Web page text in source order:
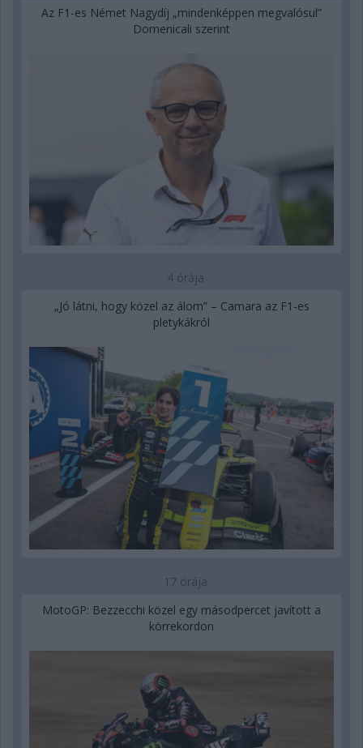
Az F1-es Német Nagydíj „mindenképpen megvalósul”
Domenicali szerint
4 órája
„Jó látni, hogy közel az álom” – Camara az F1-es
pletykákról
17 órája
MotoGP: Bezzecchi közel egy másodpercet javított a
körrekordon